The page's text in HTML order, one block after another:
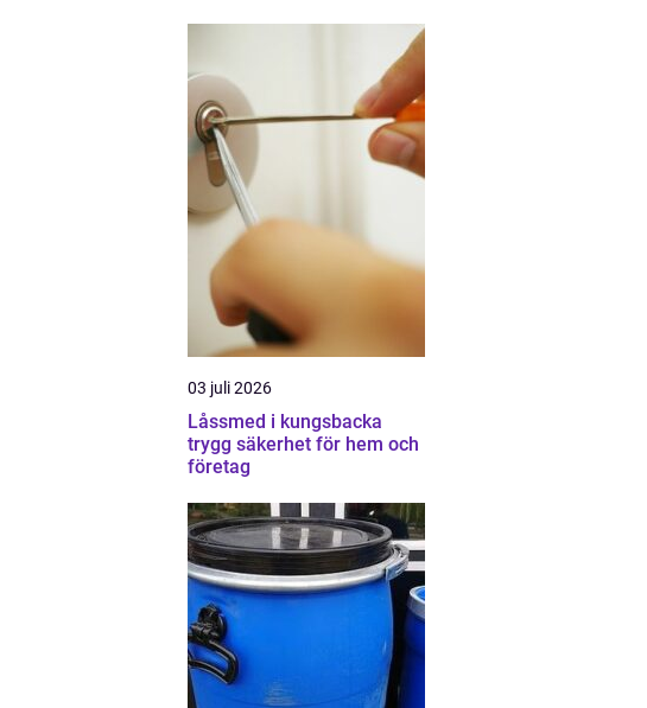
03 juli 2026
Låssmed i kungsbacka
trygg säkerhet för hem och
företag